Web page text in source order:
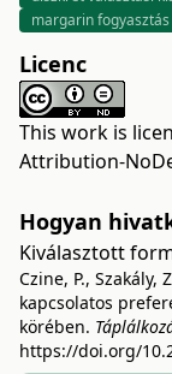
margarin fogyasztás
Licenc
This work is
Attribution-
Hogyan
Kiválasztott
Czine, P., Szakály,
kapcsolatos
körében.
https://doi.org/